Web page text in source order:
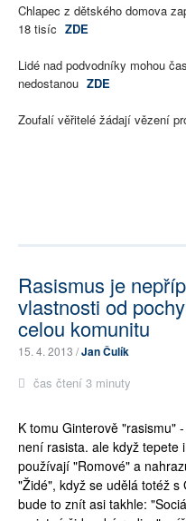
Chlapec z dětského domova
18 tisíc ZDE
Lidé nad podvodníky mohou
nedostanou ZDE
Zoufalí věřitelé žádají vězení
Rasismus je
vlastnosti od
celou komunitu
15. 4. 2013 /Jan Čulík
čas čtení 3 minuty
K tomu Ginterově "rasismu"
není rasista. ale když tepete
používají "Romové" a
"Židé", když se udělá totéž s
bude to znít asi takhle: